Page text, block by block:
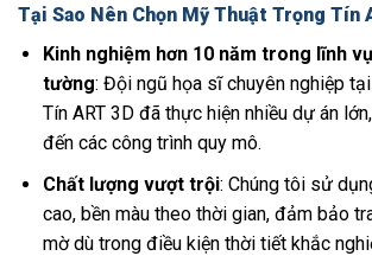
Tại Sao Nên Chọn Mỹ Thuật Trọng Tín
Kinh nghiệm hơn 10 năm trong lĩnh
tường: Đội ngũ họa sĩ chuyên nghiệp
Tín ART 3D đã thực hiện nhiều dự án
đến các công trình quy mô.
Chất lượng vượt trội: Chúng tôi sử
cao, bền màu theo thời gian, đảm bảo
mờ dù trong điều kiện thời tiết khắc